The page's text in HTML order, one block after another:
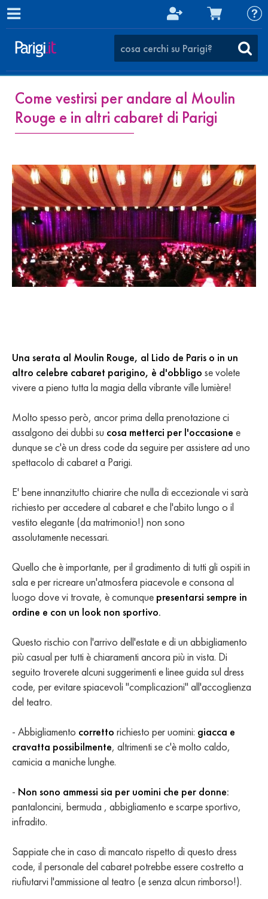
Come vestirsi per andare al Moulin
Rouge e in altri cabaret di Parigi
Una serata al Moulin Rouge, al Lido de Paris o in un
altro celebre cabaret parigino, è d'obbligo se volete
vivere a pieno tutta la magia della vibrante ville lumière!
Molto spesso però, ancor prima della prenotazione ci
assalgono dei dubbi su cosa metterci per l'occasione e
dunque se c'è un dress code da seguire per assistere ad uno
spettacolo di cabaret a Parigi.
E' bene innanzitutto chiarire che nulla di eccezionale vi sarà
richiesto per accedere al cabaret e che l'abito lungo o il
vestito elegante (da matrimonio!) non sono
assolutamente necessari.
Quello che è importante, per il gradimento di tutti gli ospiti in
sala e per ricreare un'atmosfera piacevole e consona al
luogo dove vi trovate, è comunque presentarsi sempre in
ordine e con un look non sportivo.
Questo rischio con l'arrivo dell'estate e di un abbigliamento
più casual per tutti è chiaramenti ancora più in vista. Di
seguito troverete alcuni suggerimenti e linee guida sul dress
code, per evitare spiacevoli "complicazioni" all'accoglienza
del teatro.
- Abbigliamento corretto richiesto per uomini: giacca e
cravatta possibilmente, altrimenti se c'è molto caldo,
camicia a maniche lunghe.
- Non sono ammessi sia per uomini che per donne:
pantaloncini, bermuda , abbigliamento e scarpe sportivo,
infradito.
Sappiate che in caso di mancato rispetto di questo dress
code, il personale del cabaret potrebbe essere costretto a
riufiutarvi l'ammissione al teatro (e senza alcun rimborso!).